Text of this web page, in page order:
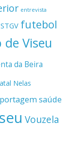
entrevista
futebol
Viseu
da Beira
Nelas
saúde
Vouzela